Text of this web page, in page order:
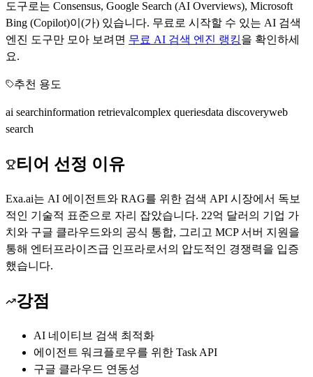
도구로는 Consensus, Google Search (AI Overviews), Microsoft
Bing (Copilot)이(가) 있습니다. 무료로 시작할 수 있는 AI 검색
엔진 도구만 모아 보려면 무료 AI 검색 엔진 랭킹을 확인하세
요.
추천 용도
ai searchinformation retrievalcomplex queriesdata discoveryweb
search
티어 선정 이유
Exa.ai는 AI 에이전트와 RAG를 위한 검색 API 시장에서 독보
적인 기술적 표준으로 자리 잡았습니다. 22억 달러의 기업 가
치와 구글 클라우드와의 공식 통합, 그리고 MCP 서버 지원을
통해 엔터프라이즈급 인프라로서의 압도적인 경쟁력을 입증
했습니다.
강점
AI 네이티브 검색 최적화
에이전트 워크플로우를 위한 Task API
구글 클라우드 연동성